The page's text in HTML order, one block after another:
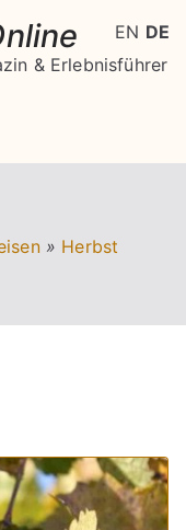
& Erlebnisführer
» Herbst
EN DE